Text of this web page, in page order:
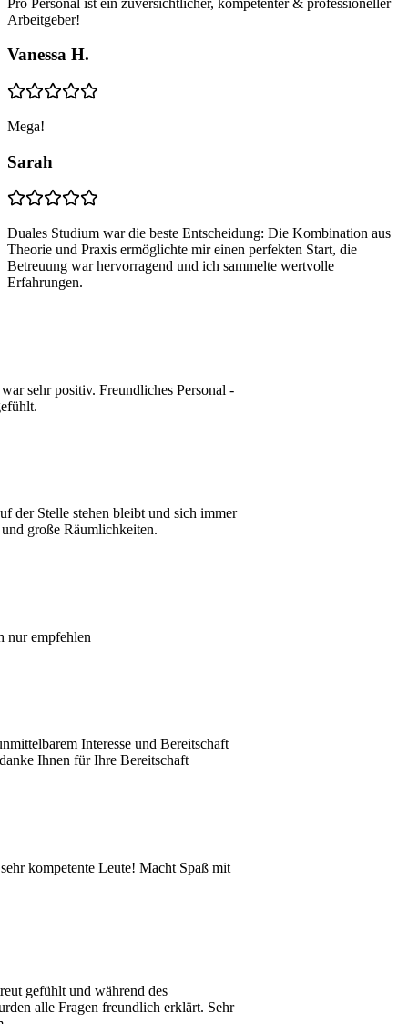
Arbeitgeber!
Vanessa H.
Mega!
Sarah
Duales Studium war die beste Entscheidung: Die Kombination aus
Theorie und Praxis ermöglichte mir einen perfekten Start, die
Betreuung war hervorragend und ich sammelte wertvolle
Erfahrungen.
sehr positiv. Freundliches Personal -
der Stelle stehen bleibt und sich immer
große Räumlichkeiten.
nur empfehlen
Interesse und Bereitschaft
Ihnen für Ihre Bereitschaft
kompetente Leute! Macht Spaß mit
gefühlt und während des
alle Fragen freundlich erklärt. Sehr